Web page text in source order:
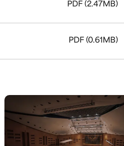
PDF (2.47MB)
PDF (0.61MB)